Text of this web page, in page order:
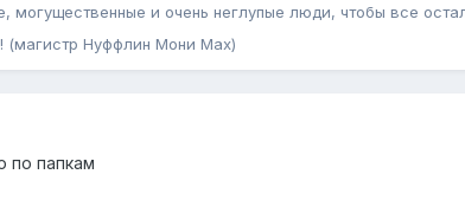
могущественные и очень неглупые люди, чтобы все
(магистр Нуффлин Мони Мах)
по папкам